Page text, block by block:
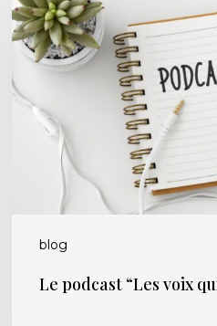
blog
“Les
voix
qui
portent”
Le podcast “Les voix